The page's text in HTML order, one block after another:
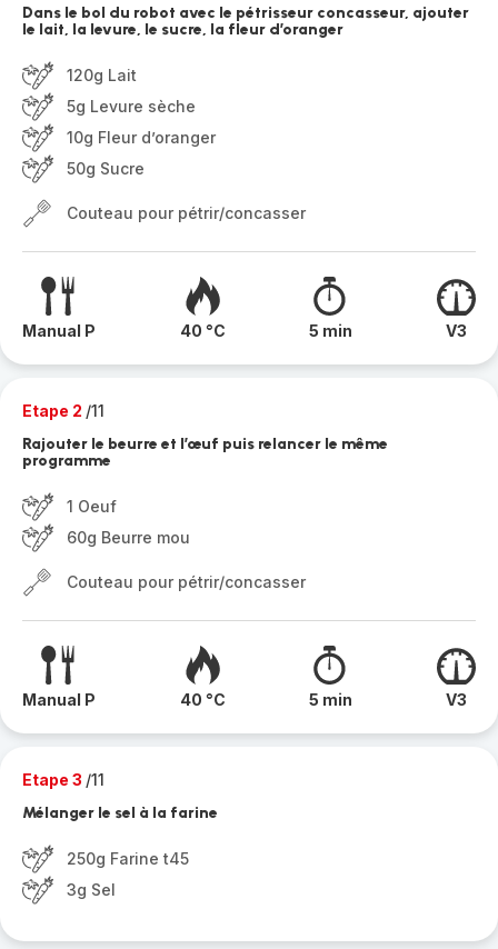
Dans le bol du robot avec le pétrisseur concasseur, ajouter
le lait, la levure, le sucre, la fleur d’oranger
120g Lait
5g Levure sèche
10g Fleur d’oranger
50g Sucre
Couteau pour pétrir/concasser
Manual P 40 °C 5 min V3
Etape 2 /11
Rajouter le beurre et l’œuf puis relancer le même
programme
1 Oeuf
60g Beurre mou
Couteau pour pétrir/concasser
Manual P 40 °C 5 min V3
Etape 3 /11
Mélanger le sel à la farine
250g Farine t45
3g Sel